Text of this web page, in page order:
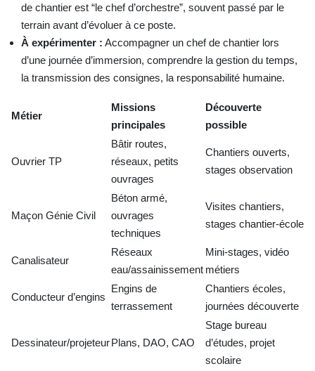
de chantier est “le chef d’orchestre”, souvent passé par le
terrain avant d’évoluer à ce poste.
À expérimenter : Accompagner un chef de chantier lors
d’une journée d’immersion, comprendre la gestion du temps,
la transmission des consignes, la responsabilité humaine.
Métier
Missions
principales
Découverte
possible
Ouvrier TP
Bâtir routes,
réseaux, petits
ouvrages
Chantiers ouverts,
stages observation
Maçon Génie Civil
Béton armé,
ouvrages
techniques
Visites chantiers,
stages chantier-école
Canalisateur
Réseaux
eau/assainissement
Mini-stages, vidéo
métiers
Conducteur d’engins
Engins de
terrassement
Chantiers écoles,
journées découverte
Dessinateur/projeteurPlans, DAO, CAO
Stage bureau
d’études, projet
scolaire